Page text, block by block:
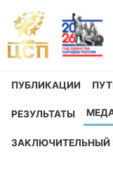
ПУБЛИКАЦИИ
РЕЗУЛЬТАТЫ
ЗАКЛЮЧИТЕЛЬНЫЙ